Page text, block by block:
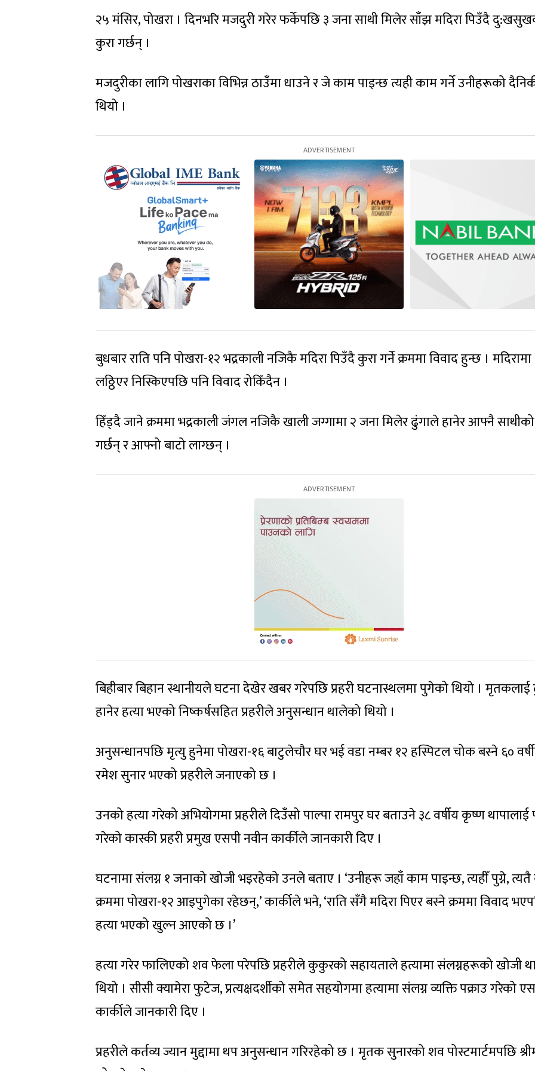
२५ मंसिर, पोखरा । दिनभरि मजदुरी गरेर फर्केपछि ३ जना साथी मिलेर साँझ मदिरा पिउँदै
कुरा गर्छन् ।
मजदुरीका लागि पोखराका विभिन्न ठाउँमा धाउने र जे काम पाइन्छ त्यही काम गर्ने उनीहरूको
थियो ।
बुधबार राति पनि पोखरा-१२ भद्रकाली नजिकै मदिरा पिउँदै कुरा गर्ने क्रममा विवाद हुन्छ । मदिरामा
लठ्ठिएर निस्किएपछि पनि विवाद रोकिँदैन ।
हिँड्दै जाने क्रममा भद्रकाली जंगल नजिकै खाली जग्गामा २ जना मिलेर ढुंगाले हानेर आफ्नै
गर्छन् र आफ्नो बाटो लाग्छन् ।
बिहीबार बिहान स्थानीयले घटना देखेर खबर गरेपछि प्रहरी घटनास्थलमा पुगेको थियो ।
हानेर हत्या भएको निष्कर्षसहित प्रहरीले अनुसन्धान थालेको थियो ।
अनुसन्धानपछि मृत्यु हुनेमा पोखरा-१६ बाटुलेचौर घर भई वडा नम्बर १२ हस्पिटल चोक बस्ने ६०
रमेश सुनार भएको प्रहरीले जनाएको छ ।
उनको हत्या गरेको अभियोगमा प्रहरीले दिउँसो पाल्पा रामपुर घर बताउने ३८ वर्षीय कृष्ण थापालाई
गरेको कास्की प्रहरी प्रमुख एसपी नवीन कार्कीले जानकारी दिए ।
घटनामा संलग्न १ जनाको खोजी भइरहेको उनले बताए । ‘उनीहरू जहाँ काम पाइन्छ, त्यहीँ पुग्ने,
क्रममा पोखरा-१२ आइपुगेका रहेछन्,’ कार्कीले भने, ‘राति सँगै मदिरा पिएर बस्ने क्रममा विवाद
हत्या भएको खुल्न आएको छ ।’
हत्या गरेर फालिएको शव फेला परेपछि प्रहरीले कुकुरको सहायताले हत्यामा संलग्नहरूको खोजी
थियो । सीसी क्यामेरा फुटेज, प्रत्यक्षदर्शीको समेत सहयोगमा हत्यामा संलग्न व्यक्ति पक्राउ गरेको
कार्कीले जानकारी दिए ।
प्रहरीले कर्तव्य ज्यान मुद्दामा थप अनुसन्धान गरिरहेको छ । मृतक सुनारको शव पोस्टमार्टमपछि